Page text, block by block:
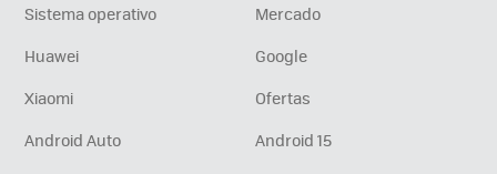
Sistema operativo
Mercado
Huawei
Google
Xiaomi
Ofertas
Android Auto
Android 15